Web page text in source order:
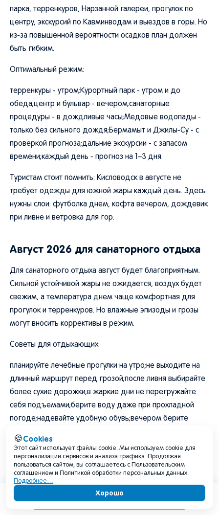
парка, терренкуров, Нарзанной галереи, прогулок по
центру, экскурсий по Кавминводам и выездов в горы. Но
из-за повышенной вероятности осадков план должен
быть гибким.
Оптимальный режим:
терренкуры - утром;Курортный парк - утром и до
обеда;центр и бульвар - вечером;санаторные
процедуры - в дождливые часы;Медовые водопады -
только без сильного дождя;Бермамыт и Джилы-Су - с
проверкой прогноза;дальние экскурсии - с запасом
времени;каждый день - прогноз на 1–3 дня.
Туристам стоит помнить: Кисловодск в августе не
требует одежды для южной жары каждый день. Здесь
нужны слои: футболка днем, кофта вечером, дождевик
при ливне и ветровка для гор.
Август 2026 для санаторного отдыха
Для санаторного отдыха август будет благоприятным.
Сильной устойчивой жары не ожидается, воздух будет
свежим, а температура днем чаще комфортная для
прогулок и терренкуров. Но влажные эпизоды и грозы
могут вносить коррективы в режим.
Советы для отдыхающих:
планируйте лечебные прогулки на утро;не выходите на
длинный маршрут перед грозой;после ливня выбирайте
более сухие дорожки;в жаркие дни не перегружайте
себя подъемами;берите воду даже при прохладной
погоде;надевайте удобную обувь;вечером берите
погоды снижайте нагрузку.
Содержание
🍪Cookies
Этот сайт использует файлы cookie. Мы используем cookie для
персонализации сервисов и анализа трафика. Продолжая
пользоваться сайтом, вы соглашаетесь с Пользовательским
соглашением и Политикой обработки персональных данных.
Подробнее…
Хорошо